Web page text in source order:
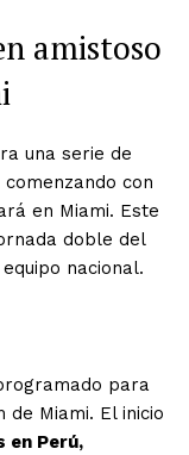
amistoso
una serie de
con
en Miami. Este
doble del
nacional.
para
de Miami. El inicio
en Perú,